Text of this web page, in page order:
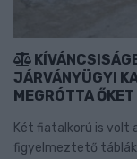
JÁRVÁNYÜGYI
MEGRÓTTA
Két fiatalkorú is volt
figyelmeztető táblák